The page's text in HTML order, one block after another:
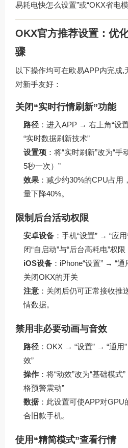
易耗电快怎么设置”或“OKX省电
OKX官方推荐设置：优
骤
以下操作均可在欧易APP内完成,
对新手友好：
关闭“实时行情刷新”功能
路径 ：进入APP → 右上角“设
“实时数据刷新技术”
设置项 ：将“实时刷新”改为“
5秒一次）”
效果 ：减少约30%的CPU占用
量下降40%。
限制后台活动权限
安卓设备 ：手机“设置” → “应
闭“自启动”与“后台高耗电”权限
iOS设备 ：iPhone“设置” → “
关闭OKX的开关
注意 ：关闭后仍可正常接收推
情数据。
禁用非必要动画与音效
路径 ：OKX → “设置” → “通用
效”
操作 ：将“动效”改为“基础模式
格预警震动”
数据 ：此设置可使APP对
合旧款手机。
使用“精简模式”查看行情